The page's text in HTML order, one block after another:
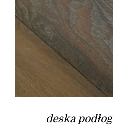
deska